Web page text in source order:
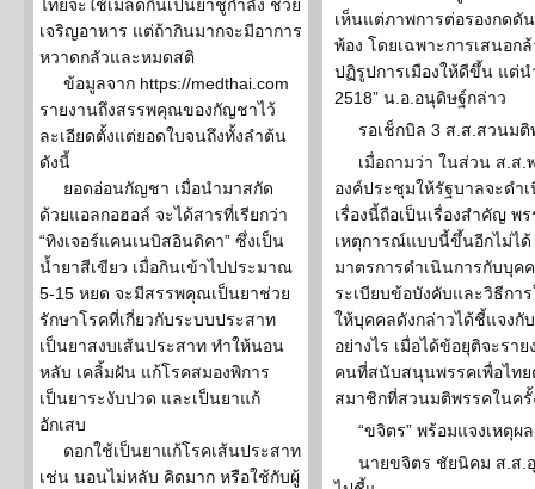
ไทยจะใช้เมล็ดกินเป็นยาชูกำลัง ช่วย
เจริญอาหาร แต่ถ้ากินมากจะมีอาการ
หวาดกลัวและหมดสติ
ข้อมูลจาก https://medthai.com
รายงานถึงสรรพคุณของกัญชาไว้
ละเอียดตั้งแต่ยอดใบจนถึงทั้งลำต้น
ดังนี้
ยอดอ่อนกัญชา เมื่อนำมาสกัด
ด้วยแอลกอฮอล์ จะได้สารที่เรียกว่า
“ทิงเจอร์แคนเนบิสอินดิคา” ซึ่งเป็น
น้ำยาสีเขียว เมื่อกินเข้าไปประมาณ
5-15 หยด จะมีสรรพคุณเป็นยาช่วย
รักษาโรคที่เกี่ยวกับระบบประสาท
เป็นยาสงบเส้นประสาท ทำให้นอน
หลับ เคลิ้มฝัน แก้โรคสมองพิการ
เป็นยาระงับปวด และเป็นยาแก้
อักเสบ
ดอกใช้เป็นยาแก้โรคเส้นประสาท
เช่น นอนไม่หลับ คิดมาก หรือใช้กับผู้
เห็นแต่ภาพการต่อรองกดดั
พ้อง โดยเฉพาะการเสนอก
ปฏิรูปการเมืองให้ดีขึ้น แต่น
2518” น.อ.อนุดิษฐ์กล่าว
รอเช็กบิล 3 ส.ส.สวนมติ
เมื่อถามว่า ในส่วน ส.ส.
องค์ประชุมให้รัฐบาลจะดำ
เรื่องนี้ถือเป็นเรื่องสำคัญ พ
เหตุการณ์แบบนี้ขึ้นอีกไม่ไ
มาตรการดำเนินการกับบุค
ระเบียบข้อบังคับและวิธีกา
ให้บุคคลดังกล่าวได้ชี้แจงกั
อย่างไร เมื่อได้ข้อยุติจะรา
คนที่สนับสนุนพรรคเพื่อไทย
สมาชิกที่สวนมติพรรคในครั้
“ขจิตร” พร้อมแจงเหตุผ
นายขจิตร ชัยนิคม ส.ส.